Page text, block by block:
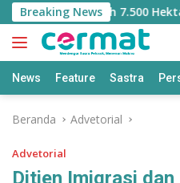
Langsung
ke
konten
Breaking News
Jatah 7.500 Hektare
News Feature Sastra
Beranda Advetorial
Advetorial
Ditjen Imigrasi